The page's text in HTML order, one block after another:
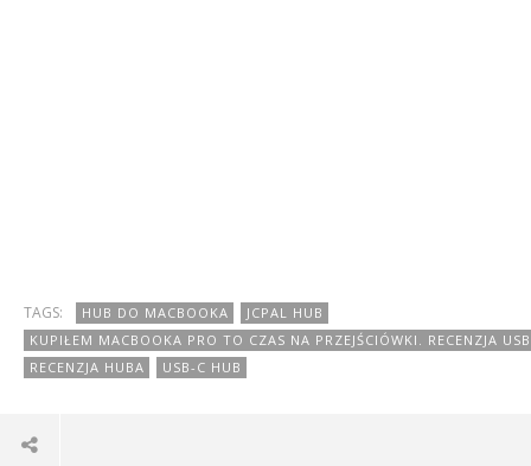
TAGS: HUB DO MACBOOKA
JCPAL HUB
KUPIŁEM MACBOOKA PRO TO CZAS NA PRZEJŚCIÓWKI. RECENZJA
RECENZJA HUBA
USB-C HUB